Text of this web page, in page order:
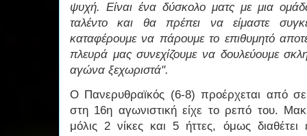
ψυχή. Είναι ένα δύσκολο ματς με μια
ταλέντο και θα πρέπει να είμαστε
καταφέρουμε να πάρουμε το επιθυμητό
πλευρά μας συνεχίζουμε να δουλεύουμε
αγώνα ξεχωριστά".
Ο Πανερυθραϊκός (6-8) προέρχεται από
στη 16η αγωνιστική είχε το ρεπό του.
μόλις 2 νίκες και 5 ήττες, όμως